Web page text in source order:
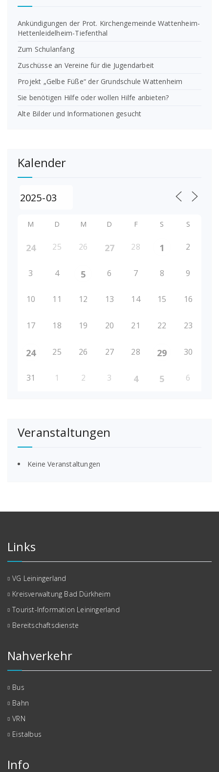
Ankündigungen der Prot. Kirchengemeinde Wattenheim-
Hettenleidelheim-Tiefenthal
Zum Schulanfang
Zuschüsse an Vereine für die Jugendarbeit
Projekt „Gelbe Füße“ der Grundschule Wattenheim
Sie benötigen Hilfe oder wollen Hilfe anbieten?
Alte Bilder und Informationen gesucht
Kalender
M D M D F S S
24 25 26 27 28 1 2
3 4 5 6 7 8 9
10 11 12 13 14 15 16
17 18 19 20 21 22 23
24 25 26 27 28 29 30
31 1 2 3 4 5 6
Veranstaltungen
Keine Veranstaltungen
Links
VG Leiningerland
Kreisverwaltung Bad Dürkheim
Tourist-Information Leiningerland
Bereitschaftsdienste
Nahverkehr
Bus
Bahn
VRN
Eistalbus
Info